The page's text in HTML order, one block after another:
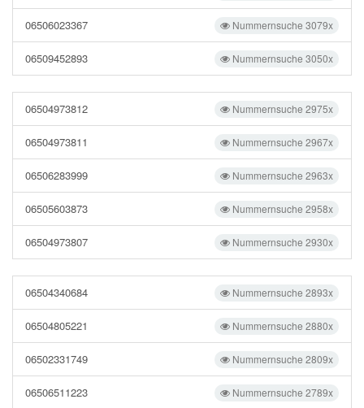
Nummernsuche 3079x
06506023367
Nummernsuche 3050x
06509452893
Nummernsuche 2975x
06504973812
Nummernsuche 2967x
06504973811
Nummernsuche 2963x
06506283999
Nummernsuche 2958x
06505603873
Nummernsuche 2930x
06504973807
Nummernsuche 2893x
06504340684
Nummernsuche 2880x
06504805221
Nummernsuche 2809x
06502331749
Nummernsuche 2789x
06506511223